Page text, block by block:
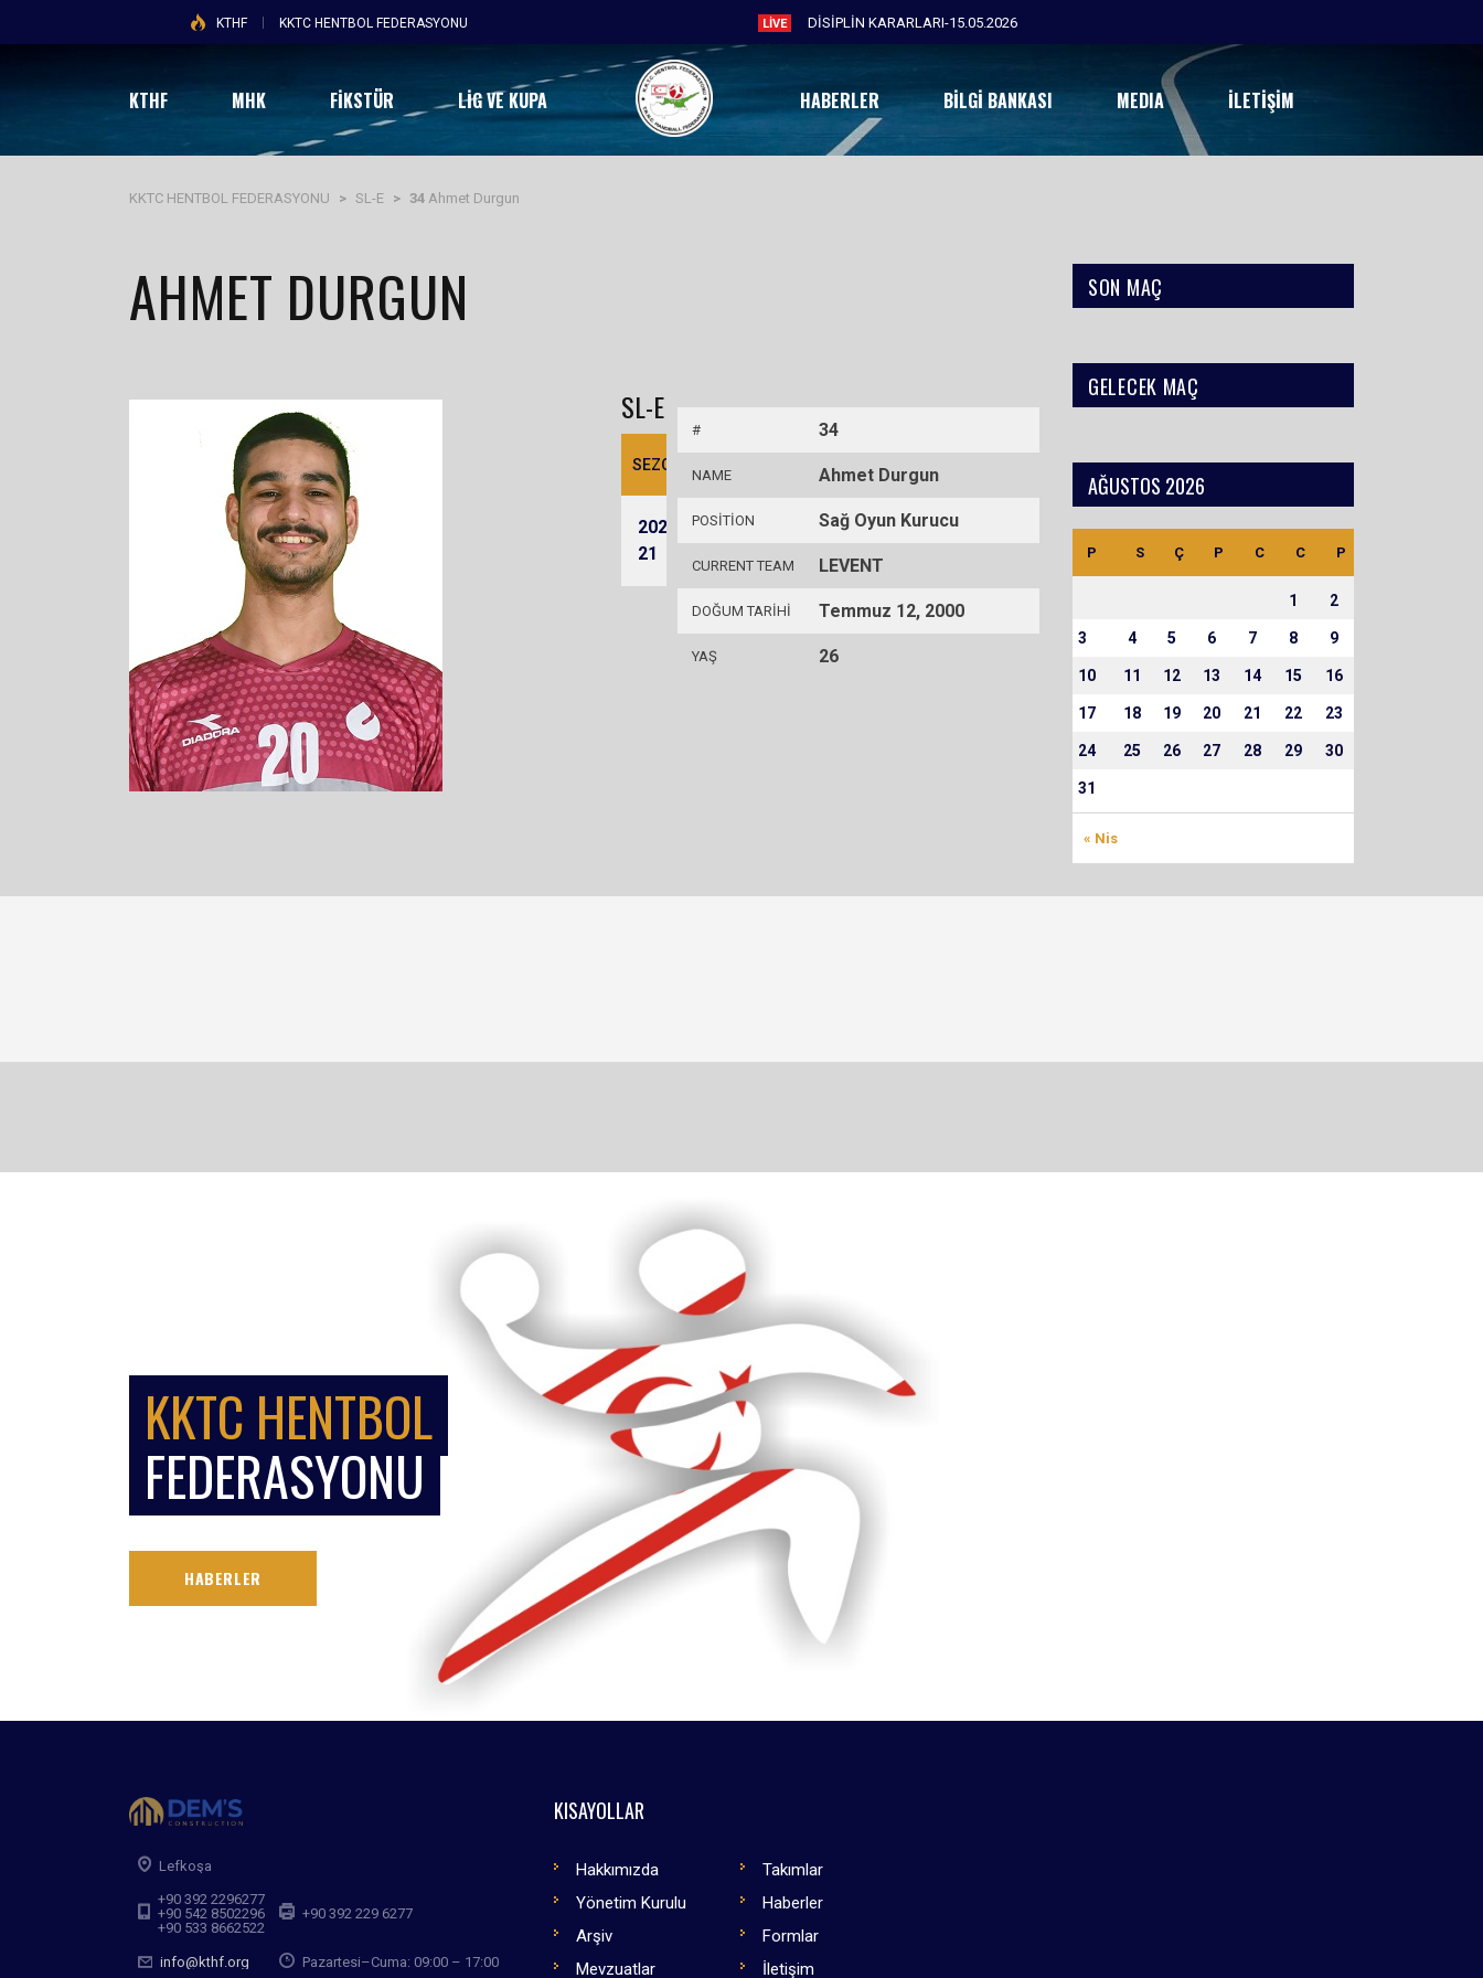
KTHF KKTC HENTBOL FEDERASYONU LIVE DİSİPLİN KARARLARI-15.05.2026
KTHF MHK FİKSTÜR LIG VE KUPA HABERLER BILGI BANKASI MEDIA İLETIŞIM
KKTC HENTBOL FEDERASYONU > SL-E > 34 Ahmet Durgun
AHMET DURGUN
# 34
NAME Ahmet Durgun
POSITION Sağ Oyun Kurucu
CURRENT TEAM LEVENT
DOĞUM TARIHI Temmuz 12, 2000
YAŞ 26
SL-E
SEZON GOL K HF AS 2’ SK KK OY
2020-
21
LEVENT 43 17 5 5 30 2 1 5 1
SON MAÇ
GELECEK MAÇ
AĞUSTOS 2026
P S Ç P C C P
« Nis
1 2
3 4 5 6 7 8 9
10 11 12 13 14 15 16
17 18 19 20 21 22 23
24 25 26 27 28 29 30
31
KKTC HENTBOL
FEDERASYONU
HABERLER
Lefkoşa
+90 392 2296277
+90 542 8502296
+90 533 8662522
+90 392 229 6277
info@kthf.org Pazartesi–Cuma: 09:00 – 17:00
KISAYOLLAR
Hakkımızda
Takımlar
Yönetim Kurulu
Haberler
Arşiv
Formlar
Mevzuatlar
İletişim